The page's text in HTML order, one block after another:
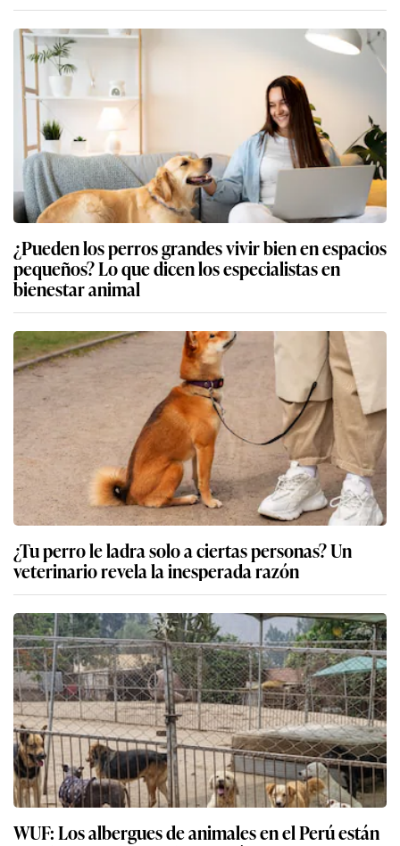
¿Pueden los perros grandes vivir bien en espacios
pequeños? Lo que dicen los especialistas en
bienestar animal
¿Tu perro le ladra solo a ciertas personas? Un
veterinario revela la inesperada razón
WUF: Los albergues de animales en el Perú están